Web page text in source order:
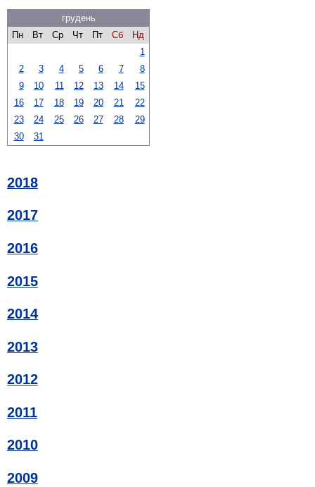
грудень
Пн
Вт Ср Чт Пт Сб
Нд
1
2
3 4 5 6 7
8
9
10 11 12 13 14
15
16
17 18 19 20 21
22
23
24 25 26 27 28
29
30
31
2018
2017
2016
2015
2014
2013
2012
2011
2010
2009